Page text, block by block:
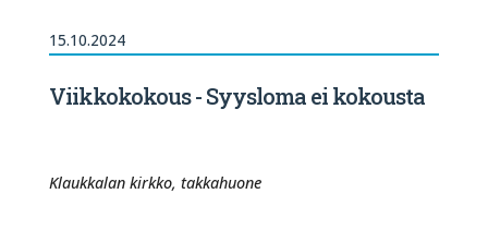
15.10.2024
Viikkokokous - Syysloma ei kokousta
Klaukkalan kirkko, takkahuone